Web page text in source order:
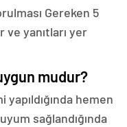
Gereken 5
ve yanıtları yer
mudur?
yapıldığında hemen
sağlandığında